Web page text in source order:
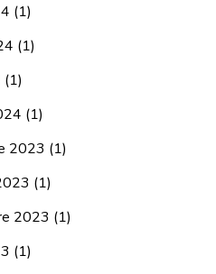
(1)
(1)
(1)
(1)
2023 (1)
(1)
2023 (1)
(1)